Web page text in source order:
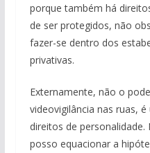
porque também há
de ser protegidos, não
fazer-se dentro dos
privativas.
Externamente, não o
videovigilância nas ruas,
direitos de
posso equacionar a